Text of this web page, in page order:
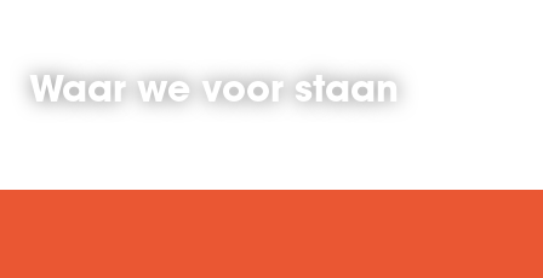
Waar we voor staan